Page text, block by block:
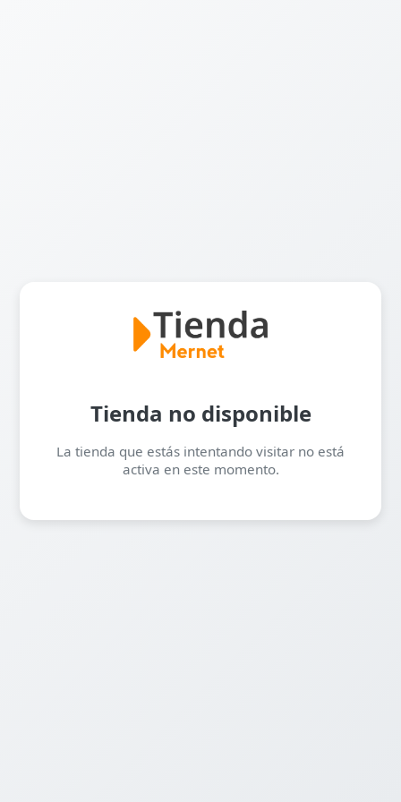
Tienda no disponible
La tienda que estás intentando visitar no está
activa en este momento.